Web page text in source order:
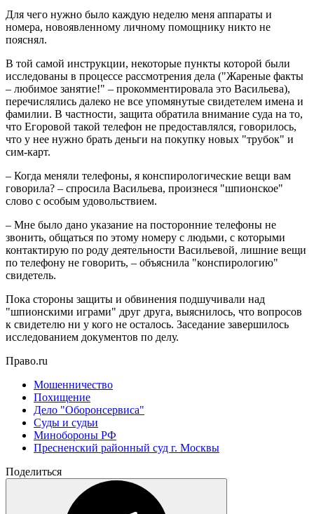
Для чего нужно было каждую неделю меня аппараты и
номера, новоявленному личному помощнику никто не
пояснял.
В той самой инструкции, некоторые пункты которой были
исследованы в процессе рассмотрения дела ("Жареные факты
– любимое занятие!" – прокомментировала это Васильева),
перечислялись далеко не все упомянутые свидетелем имена и
фамилии. В частности, защита обратила внимание суда на то,
что Егоровой такой телефон не предоставлялся, говорилось,
что у нее нужно брать деньги на покупку новых "трубок" и
сим-карт.
– Когда меняли телефоны, я конспирологические вещи вам
говорила? – спросила Васильева, произнеся "шпионское"
слово с особым удовольствием.
– Мне было дано указание на посторонние телефоны не
звонить, общаться по этому номеру с людьми, с которыми
контактирую по роду деятельности Васильевой, лишние вещи
по телефону не говорить, – объяснила "конспирологию"
свидетель.
Пока стороны защиты и обвинения подшучивали над
"шпионскими играми" друг друга, выяснилось, что вопросов
к свидетелю ни у кого не осталось. Заседание завершилось
исследованием документов по делу.
Право.ru
Мошенничество
Похищение
Дело "Оборонсервиса"
Суды и судьи
Минобороны РФ
Пресненский районный суд г. Москвы
Поделиться